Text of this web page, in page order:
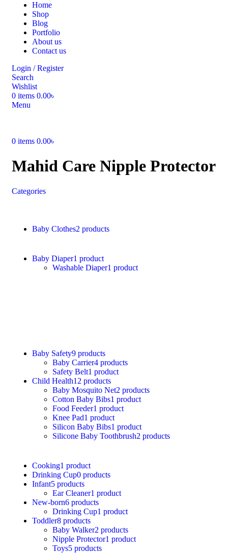
Home
Shop
Blog
Portfolio
About us
Contact us
Login / Register
Search
Wishlist
0 items 0.00৳
Menu
0 items 0.00৳
Mahid Care Nipple Protector
Categories
Baby Clothes2 products
Baby Diaper1 product
Washable Diaper1 product
Baby Safety9 products
Baby Carrier4 products
Safety Belt1 product
Child Health12 products
Baby Mosquito Net2 products
Cotton Baby Bibs1 product
Food Feeder1 product
Knee Pad1 product
Silicon Baby Bibs1 product
Silicone Baby Toothbrush2 products
Cooking1 product
Drinking Cup0 products
Infant5 products
Ear Cleaner1 product
New-born6 products
Drinking Cup1 product
Toddler8 products
Baby Walker2 products
Nipple Protector1 product
Toys5 products